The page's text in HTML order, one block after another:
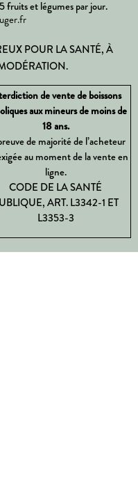
fruits et légumes par jour.
POUR LA SANTÉ, À
de vente de boissons
aux mineurs de moins de
18 ans.
de majorité de l’acheteur
au moment de la vente en
ligne.
CODE DE LA SANTÉ
ART. L3342-1 ET
L3353-3